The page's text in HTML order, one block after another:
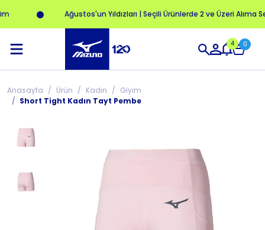
Ağustos'un Yıldızları | Seçili Ürünlerde 2 ve Üzeri Alıma
4 0
Anasayfa Ürün Kadın
Giyim
Short Tight Kadın Tayt Pembe